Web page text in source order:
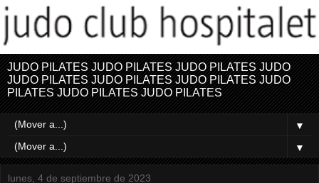
JUDO PILATES JUDO PILATES JUDO PILATES JUDO
JUDO PILATES JUDO PILATES JUDO PILATES JUDO
PILATES JUDO PILATES JUDO PILATES
▼
▼
lunes, 4 de septiembre de 2023